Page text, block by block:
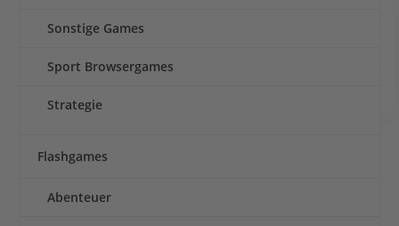
Sonstige Games
Sport Browsergames
Strategie
Flashgames
Abenteuer